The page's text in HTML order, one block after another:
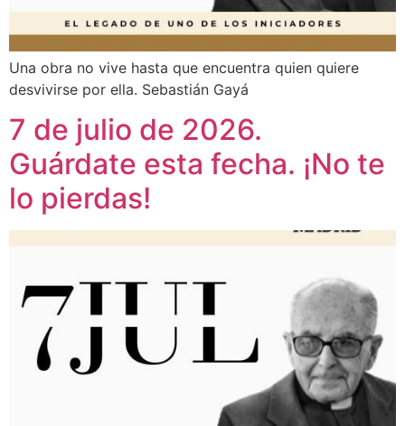
Una obra no vive hasta que encuentra quien quiere
desvivirse por ella. Sebastián Gayá
7 de julio de 2026.
Guárdate esta fecha. ¡No te
lo pierdas!